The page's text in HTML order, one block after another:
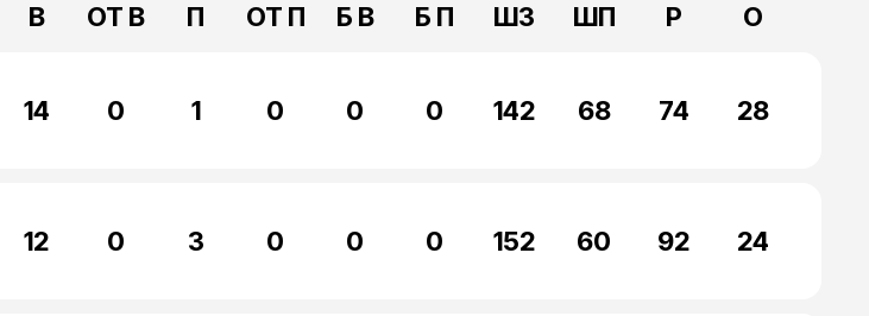
В ОТ В П ОТ П Б В Б П ШЗ ШП Р О
14 0 1 0 0 0 142 68 74 28
12 0 3 0 0 0 152 60 92 24